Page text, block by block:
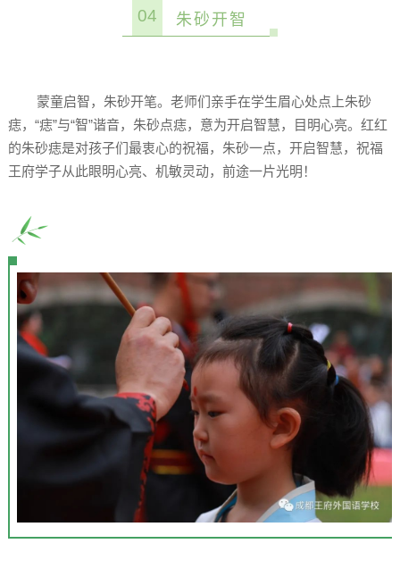
04 朱砂开智
蒙童启智，朱砂开笔。老师们亲手在学生眉心处点上朱砂
痣，“痣”与“智”谐音，朱砂点痣，意为开启智慧，目明心亮。红红
的朱砂痣是对孩子们最衷心的祝福，朱砂一点，开启智慧，祝福
王府学子从此眼明心亮、机敏灵动，前途一片光明！